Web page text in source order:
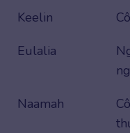
Keelin
Eulalia
Naamah